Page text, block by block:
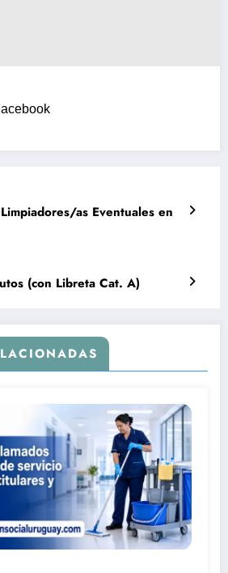
as Eventuales en
(con Libreta Cat. A)